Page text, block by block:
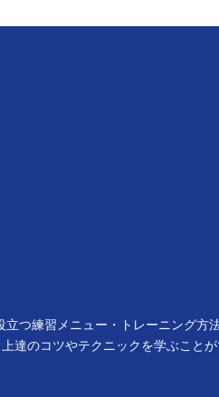
つ練習メニュー・トレーニング方
のコツやテクニックを学ぶこと